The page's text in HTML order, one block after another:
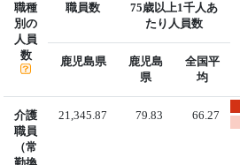
職種
別の
人員
数
職員数
75歳以上1千人あ
たり人員数
鹿児島県
鹿児島
県
全国平
均
介護
職員
（常
21,345.87 79.83 66.27